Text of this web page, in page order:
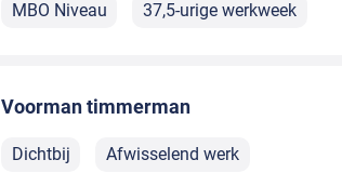
MBO Niveau 37,5-urige werkweek
Voorman timmerman
Dichtbij Afwisselend werk